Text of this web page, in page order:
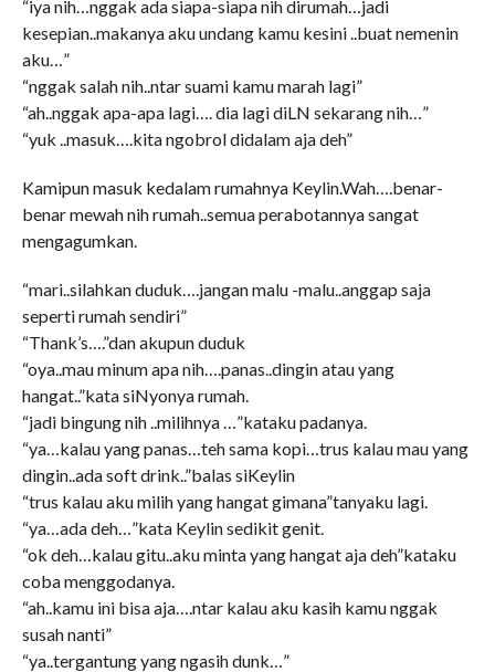
“iya nih…nggak ada siapa-siapa nih dirumah…jadi
kesepian..makanya aku undang kamu kesini ..buat nemenin
aku…”
“nggak salah nih..ntar suami kamu marah lagi”
“ah..nggak apa-apa lagi…. dia lagi diLN sekarang nih…”
“yuk ..masuk….kita ngobrol didalam aja deh”
Kamipun masuk kedalam rumahnya Keylin.Wah….benar-
benar mewah nih rumah..semua perabotannya sangat
mengagumkan.
“mari..silahkan duduk….jangan malu -malu..anggap saja
seperti rumah sendiri”
“Thank’s….”dan akupun duduk
“oya..mau minum apa nih….panas..dingin atau yang
hangat..”kata siNyonya rumah.
“jadi bingung nih ..milihnya …”kataku padanya.
“ya…kalau yang panas…teh sama kopi…trus kalau mau yang
dingin..ada soft drink..”balas siKeylin
“trus kalau aku milih yang hangat gimana”tanyaku lagi.
“ya…ada deh…”kata Keylin sedikit genit.
“ok deh…kalau gitu..aku minta yang hangat aja deh”kataku
coba menggodanya.
“ah..kamu ini bisa aja….ntar kalau aku kasih kamu nggak
susah nanti”
“ya..tergantung yang ngasih dunk…”